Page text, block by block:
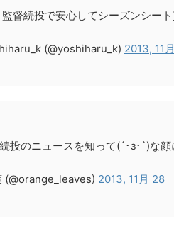
監督続投で安心してシーズンシー
(@yoshiharu_k) 2013, 11
投のニュースを知って(´･з･`)な
2013, 11月 28